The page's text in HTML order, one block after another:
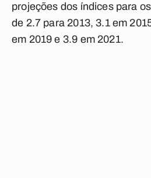
projeções dos índices para
de 2.7 para 2013, 3.1 em
em 2019 e 3.9 em 2021.